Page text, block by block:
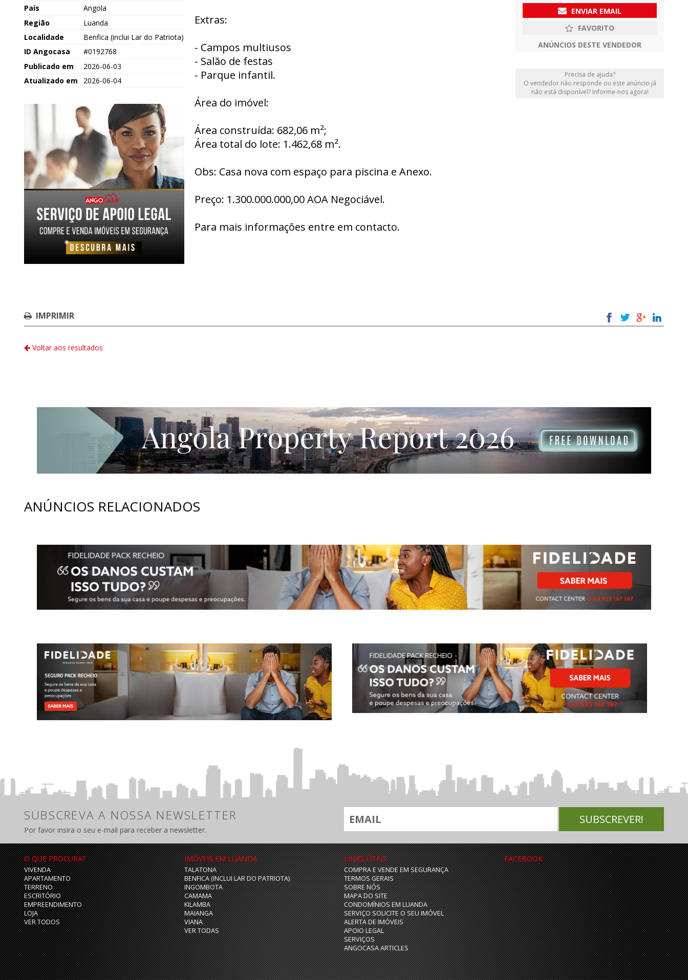
País
Angola
Região
Luanda
Localidade
Benfica (inclui Lar do Patriota)
ID Angocasa
#0192768
Publicado em
2026-06-03
Atualizado em
2026-06-04
Extras:
- Campos multiusos
- Salão de festas
- Parque infantil.
Área do imóvel:
Área construída: 682,06 m²;
Área total do lote: 1.462,68 m².
Obs: Casa nova com espaço para piscina e Anexo.
Preço: 1.300.000.000,00 AOA Negociável.
Para mais informações entre em contacto.
ENVIAR EMAIL
ANÚNCIOS DESTE VENDEDOR
Precisa de ajuda?
O vendedor não responde ou este anúncio já
não está disponível? Informe-nos agora!
IMPRIMIR
Voltar aos resultados
ANÚNCIOS RELACIONADOS
SUBSCREVA A NOSSA NEWSLETTER
Por favor insira o seu e-mail para receber a newsletter.
O QUE PROCURA?
VIVENDA
APARTAMENTO
TERRENO
ESCRITÓRIO
EMPREENDIMENTO
LOJA
VER TODOS
IMÓVEIS EM LUANDA
TALATONA
BENFICA (INCLUI LAR DO PATRIOTA)
INGOMBOTA
CAMAMA
KILAMBA
MAIANGA
VIANA
VER TODAS
LINKS ÙTEIS
COMPRA E VENDE EM SEGURANÇA
TERMOS GERAIS
SOBRE NÓS
MAPA DO SITE
CONDOMÍNIOS EM LUANDA
SERVIÇO SOLICITE O SEU IMÓVEL
ALERTA DE IMÓVEIS
APOIO LEGAL
SERVIÇOS
ANGOCASA ARTICLES
FACEBOOK